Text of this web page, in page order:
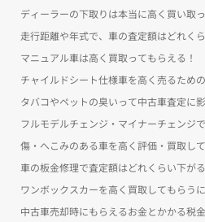
ディーラーの下取りは本当に高く買い取
走行距離や年式で、車の査定額はどれく
マニュアル車は高く買取ってもらえる！
チャイルドシート仕様車を高く売るため
タバコやペットの臭いって中古車査定に
フルモデルチェンジ・マイナーチェンジ
傷・へこみのある車を高く評価・買取し
車の板金修理で査定額はどれくらい下が
ワンボックスカーを高く買取してもらう
中古車売却時にもらえるお金とかかる税金